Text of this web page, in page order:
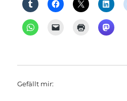
Gefällt mir: